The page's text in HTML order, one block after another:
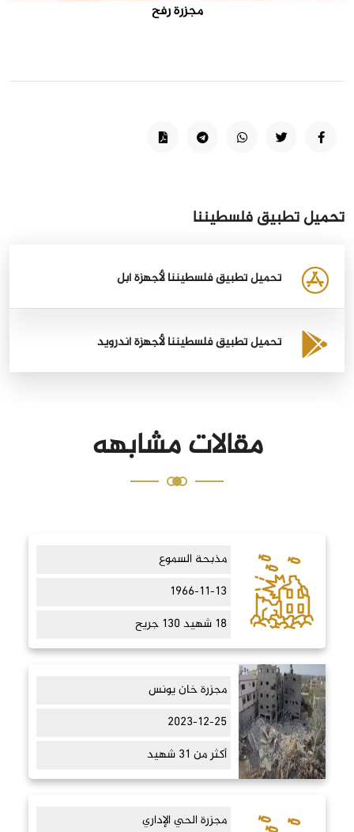
مجزرة رفح
تحميل تطبيق فلسطيننا
تحميل تطبيق فلسطيننا لأجهزة أبل
تحميل تطبيق فلسطيننا لأجهزة أندرويد
مقالات مشابهه
مذبحة السموع
1966-11-13
18 شهيد 130 جريح
مجزرة خان يونس
2023-12-25
أكثر من 31 شهيد
مجزرة الحي الإداري